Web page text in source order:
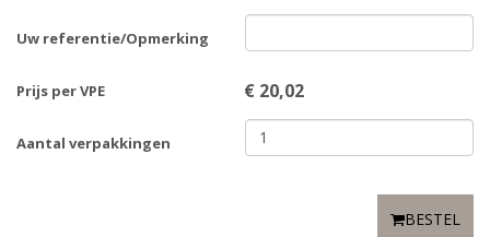
Uw referentie/Opmerking
Prijs per VPE € 20,02
Aantal verpakkingen
BESTEL